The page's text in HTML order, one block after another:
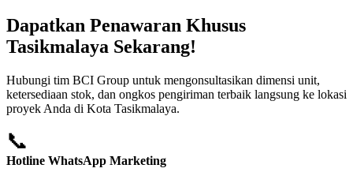
Dapatkan Penawaran Khusus
Tasikmalaya Sekarang!
Hubungi tim BCI Group untuk mengonsultasikan dimensi unit,
ketersediaan stok, dan ongkos pengiriman terbaik langsung ke lokasi
proyek Anda di Kota Tasikmalaya.
📞
Hotline WhatsApp Marketing